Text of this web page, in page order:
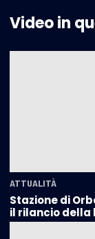
Video in
ATTUALITÀ
Stazione di
il rilancio della